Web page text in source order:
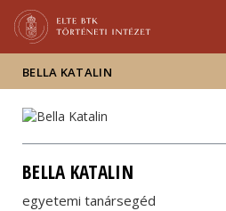
BELLA KATALIN
BELLA KATALIN
egyetemi tanársegéd